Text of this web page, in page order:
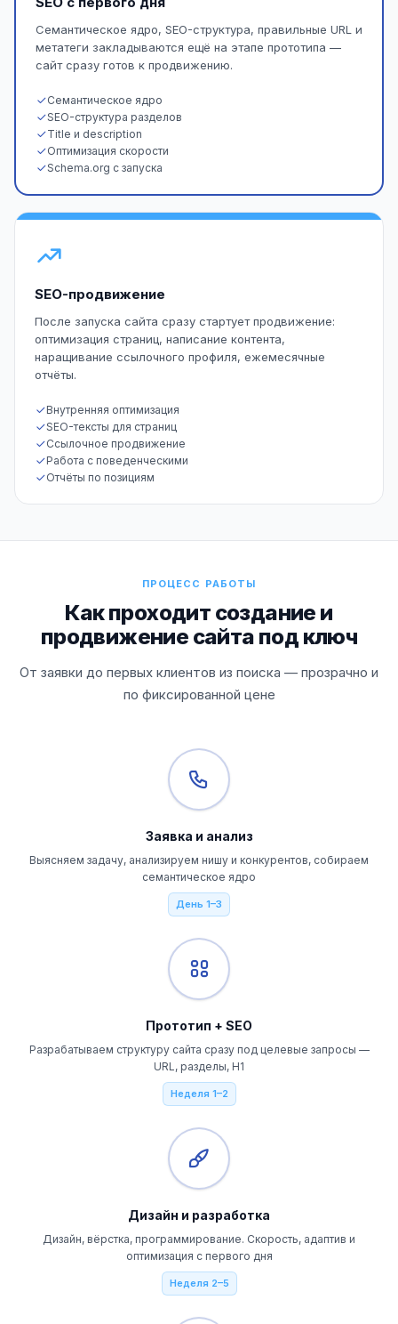
Семантическое ядро, SEO-структура, правильные URL и
метатеги закладываются ещё на этапе прототипа —
сайт сразу готов к продвижению.
Семантическое ядро
SEO-структура разделов
Title и description
Оптимизация скорости
Schema.org с запуска
SEO-продвижение
После запуска сайта сразу стартует продвижение:
оптимизация страниц, написание контента,
наращивание ссылочного профиля, ежемесячные
отчёты.
Внутренняя оптимизация
SEO-тексты для страниц
Ссылочное продвижение
Работа с поведенческими
Отчёты по позициям
ПРОЦЕСС РАБОТЫ
Как проходит создание и
продвижение сайта под ключ
От заявки до первых клиентов из поиска — прозрачно и
по фиксированной цене
Заявка и анализ
Выясняем задачу, анализируем нишу и конкурентов, собираем
семантическое ядро
День 1–3
Прототип + SEO
Разрабатываем структуру сайта сразу под целевые запросы —
URL, разделы, H1
Неделя 1–2
Дизайн и разработка
Дизайн, вёрстка, программирование. Скорость, адаптив и
оптимизация с первого дня
Неделя 2–5